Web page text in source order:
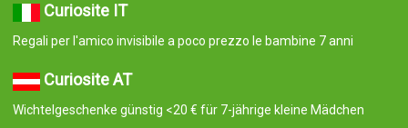
Curiosite IT
Regali per l'amico invisibile a poco prezzo le bambine 7 anni
Curiosite AT
Wichtelgeschenke günstig <20 € für 7-jährige kleine Mädchen